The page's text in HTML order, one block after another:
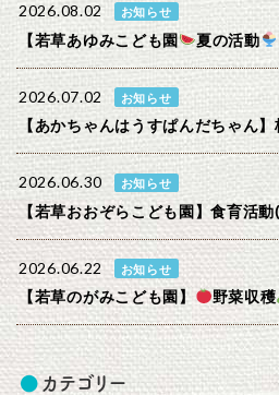
2026.08.02 お知らせ
【若草あゆみこども園 夏の活動
2026.07.02 お知らせ
【あかちゃんはうすぱんだちゃん
2026.06.30 お知らせ
【若草おおぞらこども園】食育活動
2026.06.22 お知らせ
【若草のがみこども園】 野菜収穫
カテゴリー